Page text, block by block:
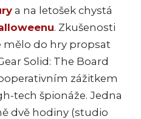
a na letošek chystá
. Zkušenosti
mělo do hry propsat
Solid: The Board
zážitkem
tech špionáže. Jedna
dvě hodiny (studio